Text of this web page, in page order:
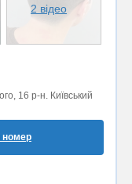
2 відео
16 р-н. Київський
номер